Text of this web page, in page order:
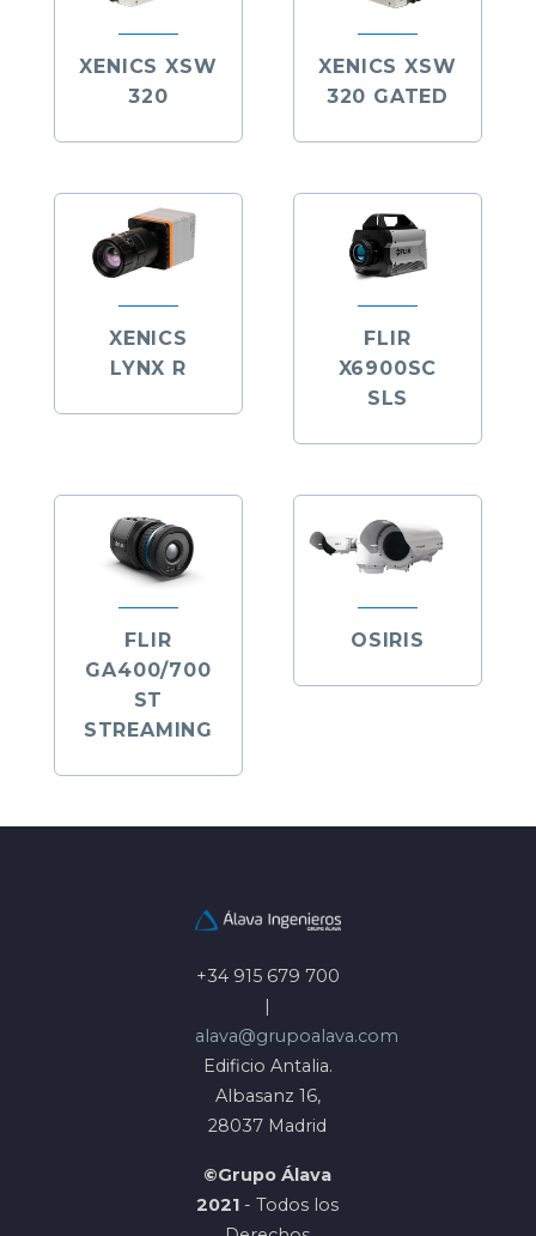
XENICS XSW
320
XENICS XSW
320 GATED
XENICS
LYNX R
FLIR
X6900SC
SLS
FLIR
GA400/700
ST
STREAMING
OSIRIS
+34 915 679 700
|
alava@grupoalava.com
Edificio Antalia.
Albasanz 16,
28037 Madrid
©Grupo Álava
2021 - Todos los